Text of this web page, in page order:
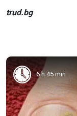
trud.bg
6 h 45 min